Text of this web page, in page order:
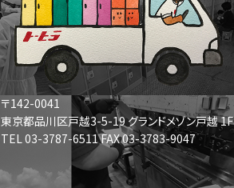
〒142-0041
東京都品川区戸越3-5-19 グランドメゾン戸越 1F
TEL 03-3787-6511 FAX 03-3783-9047